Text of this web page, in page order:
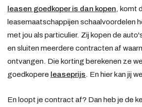
leasen goedkoper is dan kopen , komt
leasemaatschappijen schaalvoordelen
met jou als particulier. Zij kopen de
en sluiten meerdere contracten af
ontvangen. Die korting berekenen ze
goedkopere leaseprijs . En hier kan jij
En loopt je contract af? Dan heb je de